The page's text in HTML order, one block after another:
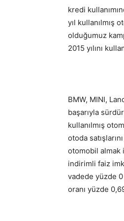
kredi
yıl kullanılmış
olduğumuz
2015 yılını
BMW, MINI,
başarıyla
kullanılmış
otoda
otomobil almak
indirimli faiz
vadede yüzde
oranı yüzde